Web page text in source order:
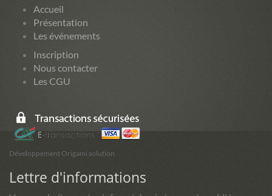
Accueil
Présentation
Les événements
Inscription
Nous contacter
Les CGU
Développement Origami solution
Lettre d'informations